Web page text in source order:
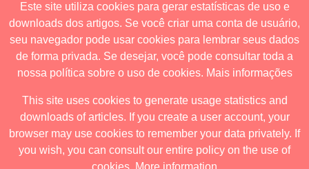
Revista nuestrAmérica publica exclusivamente bajo una
licencia internacional
Creative Commons Atribución-
NoComercial-CompartirIgual 4.0 .
Revista nuestrAmérica ha acordado usar el visor de JATS Studio
para publicar a partir de abril de 2026. Para obtener los formatos
descargables ingrese al visor.
Este site utiliza cookies para gerar estatísticas de uso e
downloads dos artigos. Se você criar uma conta de usuário,
seu navegador pode usar cookies para lembrar seus dados
de forma privada. Se desejar, você pode consultar toda a
nossa política sobre o uso de cookies. Mais informações
This site uses cookies to generate usage statistics and
downloads of articles. If you create a user account, your
browser may use cookies to remember your data privately. If
you wish, you can consult our entire policy on the use of
cookies. More information